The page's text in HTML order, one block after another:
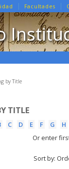
Facultades
by Title
TITLE
C D E F G H
Or enter
Sort by: